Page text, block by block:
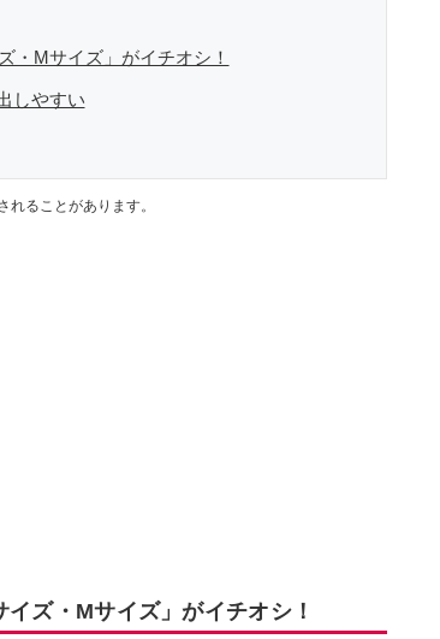
・Mサイズ」がイチオシ！
しやすい
ることがあります。
ズ・Mサイズ」がイチオシ！